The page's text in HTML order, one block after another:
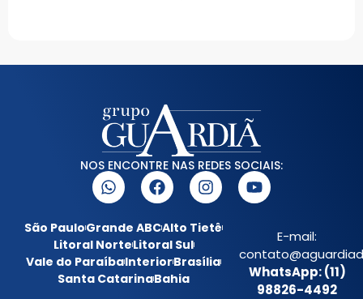
NOS ENCONTRE NAS REDES SOCIAIS:
São PauloGrande ABCAlto Tietê
Litoral NorteLitoral Sul
Vale do ParaíbaInteriorBrasília
Santa CatarinaBahia
E-mail:
WhatsApp: (11)
98826-4492